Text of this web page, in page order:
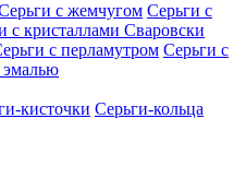
с жемчугом Серьги с
с кристаллами Сваровски
с перламутром Серьги с
эмалью
кисточки Серьги-кольца